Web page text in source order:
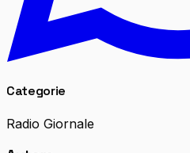
Categorie
Radio Giornale